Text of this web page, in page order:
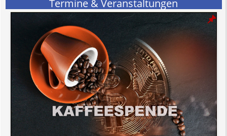
Termine & Veranstaltungen